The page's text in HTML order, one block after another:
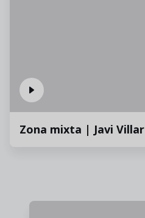
Zona mixta | Javi Villar